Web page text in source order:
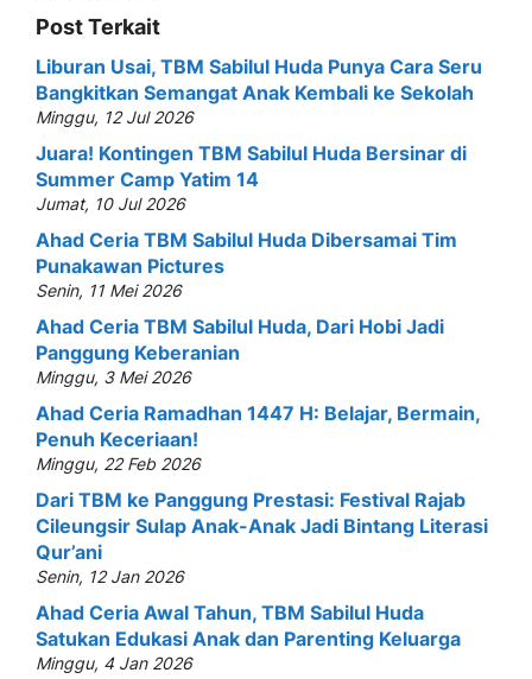
Post Terkait
Liburan Usai, TBM Sabilul Huda Punya Cara Seru
Bangkitkan Semangat Anak Kembali ke Sekolah
Minggu, 12 Jul 2026
Juara! Kontingen TBM Sabilul Huda Bersinar di
Summer Camp Yatim 14
Jumat, 10 Jul 2026
Ahad Ceria TBM Sabilul Huda Dibersamai Tim
Punakawan Pictures
Senin, 11 Mei 2026
Ahad Ceria TBM Sabilul Huda, Dari Hobi Jadi
Panggung Keberanian
Minggu, 3 Mei 2026
Ahad Ceria Ramadhan 1447 H: Belajar, Bermain,
Penuh Keceriaan!
Minggu, 22 Feb 2026
Dari TBM ke Panggung Prestasi: Festival Rajab
Cileungsir Sulap Anak-Anak Jadi Bintang Literasi
Qur’ani
Senin, 12 Jan 2026
Ahad Ceria Awal Tahun, TBM Sabilul Huda
Satukan Edukasi Anak dan Parenting Keluarga
Minggu, 4 Jan 2026